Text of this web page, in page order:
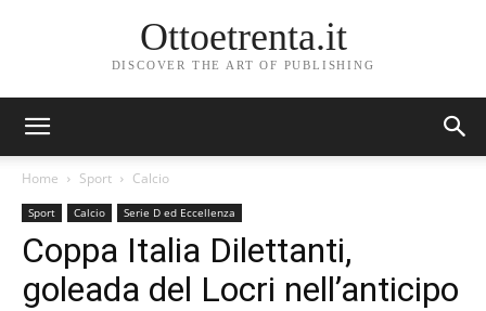
Ottoetrenta.it
DISCOVER THE ART OF PUBLISHING
Home Sport Calcio
Sport Calcio Serie D ed Eccellenza
Coppa Italia Dilettanti,
goleada del Locri nell’anticipo